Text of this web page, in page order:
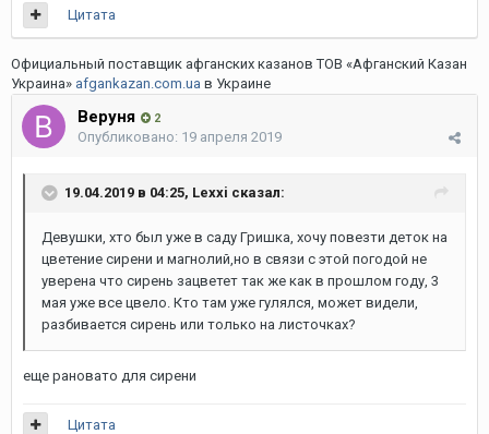
Цитата
Официальный поставщик афганских казанов ТОВ «Афганский Казан
Украина» afgankazan.com.ua в Украине
Веруня 2
Опубликовано: 19 апреля 2019
19.04.2019 в 04:25, Lexxi сказал:
Девушки, хто был уже в саду Гришка, хочу повезти деток на
цветение сирени и магнолий,но в связи с этой погодой не
уверена что сирень зацветет так же как в прошлом году, 3
мая уже все цвело. Кто там уже гулялся, может видели,
разбивается сирень или только на листочках?
еще рановато для сирени
Цитата